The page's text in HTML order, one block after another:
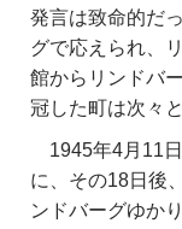
発言は致命的だ
グで応えられ、
館からリンドバ
冠した町は次々
1945年4月11
に、その18日後
ンドバーグゆか